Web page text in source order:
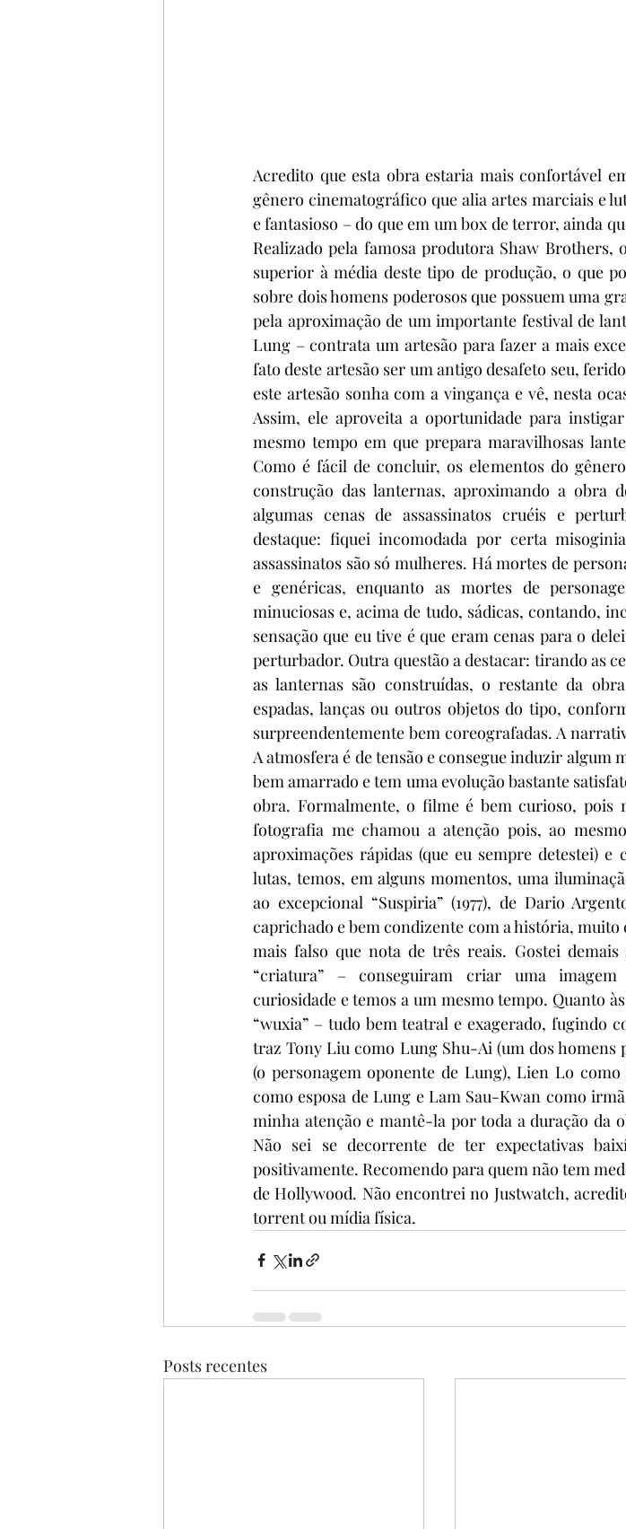
Acredito que esta obra estaria mais confortável
gênero cinematográfico que alia artes marciais e
e fantasioso – do que em um box de terror, ainda
Realizado pela famosa produtora Shaw Brothers,
superior à média deste tipo de produção, o que
sobre dois homens poderosos que possuem uma
pela aproximação de um importante festival de
Lung – contrata um artesão para fazer a mais
fato deste artesão ser um antigo desafeto seu,
este artesão sonha com a vingança e vê, nesta
Assim, ele aproveita a oportunidade para
mesmo tempo em que prepara maravilhosas
Como é fácil de concluir, os elementos do
construção das lanternas, aproximando a obra
algumas cenas de assassinatos cruéis e
destaque: fiquei incomodada por certa
assassinatos são só mulheres. Há mortes de
e genéricas, enquanto as mortes de
minuciosas e, acima de tudo, sádicas, contando,
sensação que eu tive é que eram cenas para o
perturbador. Outra questão a destacar: tirando as
as lanternas são construídas, o restante da
espadas, lanças ou outros objetos do tipo,
surpreendentemente bem coreografadas. A
A atmosfera é de tensão e consegue induzir algum
bem amarrado e tem uma evolução bastante
obra. Formalmente, o filme é bem curioso, pois
fotografia me chamou a atenção pois, ao
aproximações rápidas (que eu sempre detestei)
lutas, temos, em alguns momentos, uma
ao excepcional “Suspiria” (1977), de Dario
caprichado e bem condizente com a história,
mais falso que nota de três reais. Gostei
“criatura” – conseguiram criar uma imagem
curiosidade e temos a um mesmo tempo. Quanto
“wuxia” – tudo bem teatral e exagerado, fugindo
traz Tony Liu como Lung Shu-Ai (um dos homens
(o personagem oponente de Lung), Lien Lo
como esposa de Lung e Lam Sau-Kwan como
minha atenção e mantê-la por toda a duração da
Não sei se decorrente de ter expectativas
positivamente. Recomendo para quem não tem
de Hollywood. Não encontrei no Justwatch,
torrent ou mídia física.
Posts recentes